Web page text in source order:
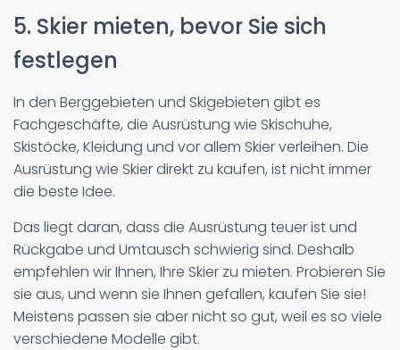
5. Skier mieten, bevor Sie sich
festlegen
In den Berggebieten und Skigebieten gibt es
Fachgeschäfte, die Ausrüstung wie Skischuhe,
Skistöcke, Kleidung und vor allem Skier verleihen. Die
Ausrüstung wie Skier direkt zu kaufen, ist nicht immer
die beste Idee.
Das liegt daran, dass die Ausrüstung teuer ist und
Rückgabe und Umtausch schwierig sind. Deshalb
empfehlen wir Ihnen, Ihre Skier zu mieten. Probieren Sie
sie aus, und wenn sie Ihnen gefallen, kaufen Sie sie!
Meistens passen sie aber nicht so gut, weil es so viele
verschiedene Modelle gibt.